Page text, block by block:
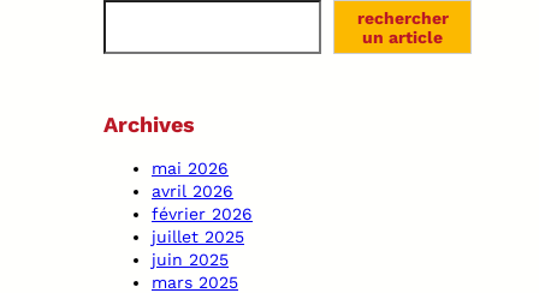
a
h
rechercher
un article
Archives
mai 2026
avril 2026
février 2026
juillet 2025
juin 2025
mars 2025